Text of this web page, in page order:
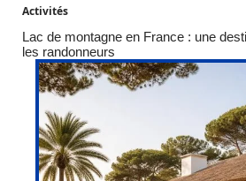
Activités
Lac de montagne en France : une
les randonneurs